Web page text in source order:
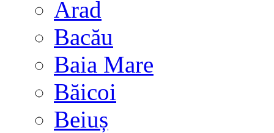
Arad
Bacău
Baia Mare
Băicoi
Beiuș